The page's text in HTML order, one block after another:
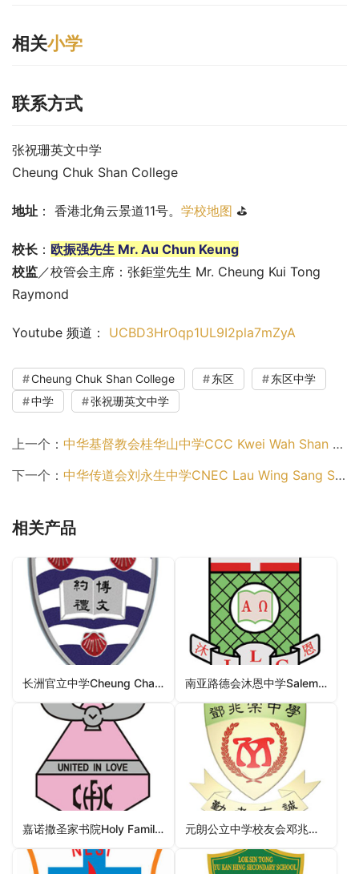
相关小学
联系方式
张祝珊英文中学
Cheung Chuk Shan College
地址 ： 香港北角云景道11号。 学校地图 ⛳
校长 ： 欧振强先生 Mr. Au Chun Keung
校监／校管会主席：张鉅堂先生 Mr. Cheung Kui Tong
Raymond
Youtube 频道： UCBD3HrOqp1UL9I2pla7mZyA
Cheung Chuk Shan College 东区
东区中学
中学
张祝珊英文中学
上一个： 中华基督教会桂华山中学CCC Kwei Wah Shan College（东区中学）
下一个： 中华传道会刘永生中学CNEC Lau Wing Sang Secondary School（东区中学）
相关产品
长洲官立中学Cheung Chau Government Secondary School（离岛区中学） 南亚路德会沐恩中学Salem-Immanuel Lutheran College（大埔区中学）
嘉诺撒圣家书院Holy Family Canossian College（九龙城区中学） 元朗公立中学校友会邓兆棠中学YLPMSAA Tang Siu Tong Secondary School（元朗区中学）